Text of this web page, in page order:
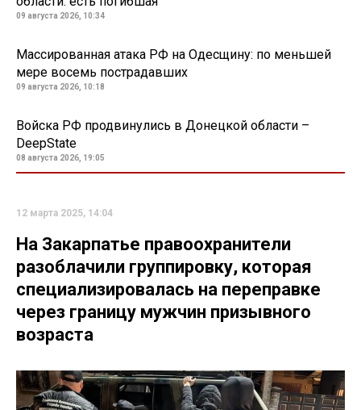
09 августа 2026, 10:34
Массированная атака РФ на Одесщину: по меньшей
мере восемь пострадавших
09 августа 2026, 10:18
Войска РФ продвинулись в Донецкой области –
DeepState
08 августа 2026, 19:05
12 марта 2025, 14:04
На Закарпатье правоохранители
разоблачили группировку, которая
специализировалась на переправке
через границу мужчин призывного
возраста